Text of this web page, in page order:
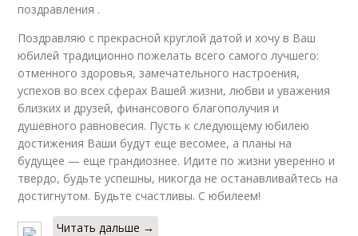
поздравления .
Поздравляю с прекрасной круглой датой и хочу в Ваш
юбилей традиционно пожелать всего самого лучшего:
отменного здоровья, замечательного настроения,
успехов во всех сферах Вашей жизни, любви и уважения
близких и друзей, финансового благополучия и
душевного равновесия. Пусть к следующему юбилею
достижения Ваши будут еще весомее, а планы на
будущее — еще грандиознее. Идите по жизни уверенно и
твердо, будьте успешны, никогда не останавливайтесь на
достигнутом. Будьте счастливы. С юбилеем!
Читать дальше →